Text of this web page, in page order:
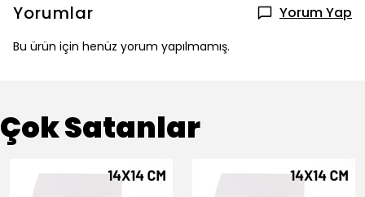
Yorumlar Yorum Yap
Bu ürün için henüz yorum yapılmamış.
Çok Satanlar